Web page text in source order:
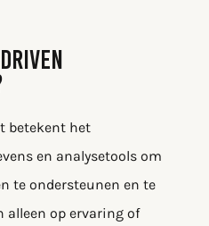
betekent het
en analysetools om
te ondersteunen en te
alleen op ervaring of